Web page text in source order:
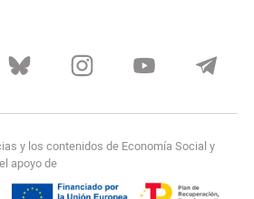
y los contenidos de Economía Social y
apoyo de